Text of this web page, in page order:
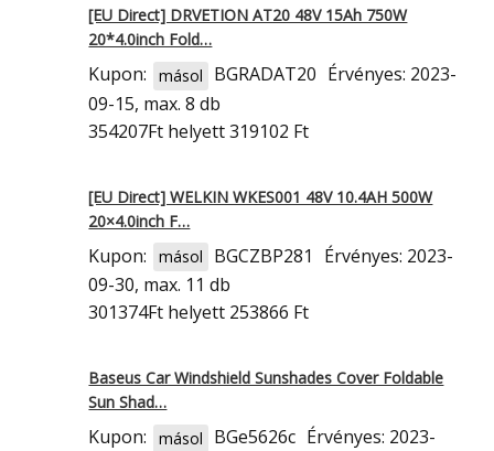
[EU Direct] DRVETION AT20 48V 15Ah 750W
20*4.0inch Fold…
Kupon: másol BGRADAT20 Érvényes: 2023-
09-15, max. 8 db
354207Ft helyett 319102 Ft
[EU Direct] WELKIN WKES001 48V 10.4AH 500W
20×4.0inch F…
Kupon: másol BGCZBP281
Érvényes: 2023-
09-30, max. 11 db
301374Ft helyett 253866 Ft
Baseus Car Windshield Sunshades Cover Foldable
Sun Shad…
Kupon: másol BGe5626c Érvényes: 2023-